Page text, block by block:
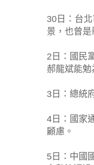
30日：台
景，也曾是
2日：國民
郝龍斌能勉
3日：總統
4日：國家
顧慮。
5日：中國